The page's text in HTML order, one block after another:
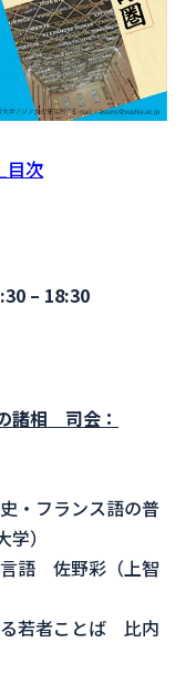
目次
– 18:30
諸相 司会：
・フランス語の普
）
言語 佐野彩（上智
る若者ことば 比内